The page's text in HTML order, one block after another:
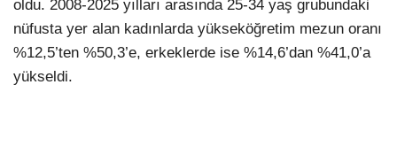
LinkedIn
oldu. 2008-2025 yılları arasında 25-34 yaş grubundaki
nüfusta yer alan kadınlarda yükseköğretim mezun oranı
%12,5’ten %50,3’e, erkeklerde ise %14,6’dan %41,0’a
yükseldi.